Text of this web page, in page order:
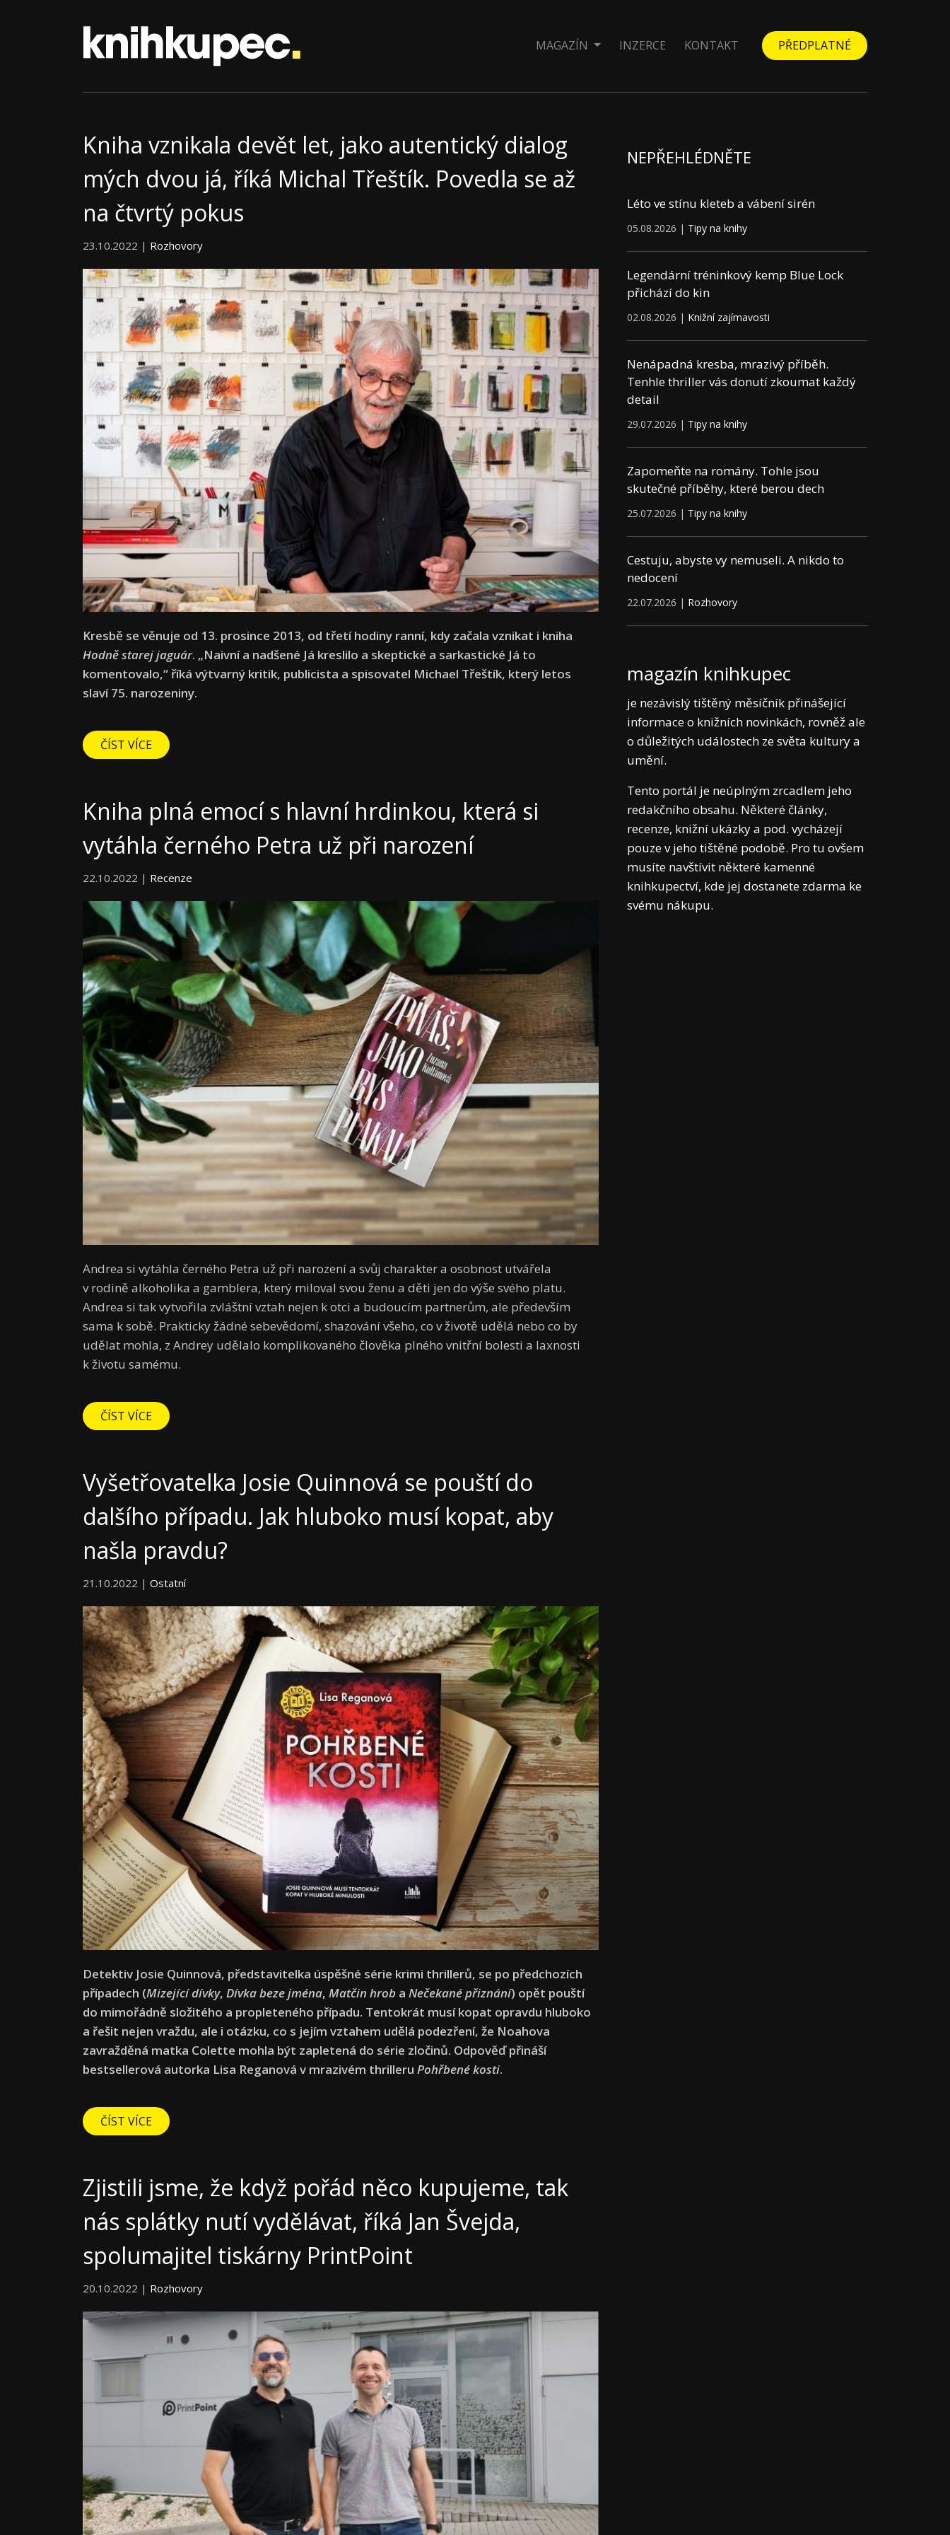
MAGAZÍN INZERCE KONTAKT PŘEDPLATNÉ
Kniha vznikala devět let, jako autentický dialog
mých dvou já, říká Michal Třeštík. Povedla se až
na čtvrtý pokus
23.10.2022 | Rozhovory
Kresbě se věnuje od 13. prosince 2013, od třetí hodiny ranní, kdy začala vznikat i kniha
Hodně starej jaguár. „Naivní a nadšené Já kreslilo a skeptické a sarkastické Já to
komentovalo,“ říká výtvarný kritik, publicista a spisovatel Michael Třeštík, který letos
slaví 75. narozeniny.
ČÍST VÍCE
Kniha plná emocí s hlavní hrdinkou, která si
vytáhla černého Petra už při narození
22.10.2022 | Recenze
Andrea si vytáhla černého Petra už při narození a svůj charakter a osobnost utvářela
v rodině alkoholika a gamblera, který miloval svou ženu a děti jen do výše svého platu.
Andrea si tak vytvořila zvláštní vztah nejen k otci a budoucím partnerům, ale především
sama k sobě. Prakticky žádné sebevědomí, shazování všeho, co v životě udělá nebo co by
udělat mohla, z Andrey udělalo komplikovaného člověka plného vnitřní bolesti a laxnosti
k životu samému.
ČÍST VÍCE
Vyšetřovatelka Josie Quinnová se pouští do
dalšího případu. Jak hluboko musí kopat, aby
našla pravdu?
21.10.2022 | Ostatní
Detektiv Josie Quinnová, představitelka úspěšné série krimi thrillerů, se po předchozích
případech (Mizející dívky, Dívka beze jména, Matčin hrob a Nečekané přiznání) opět pouští
do mimořádně složitého a propleteného případu. Tentokrát musí kopat opravdu hluboko
a řešit nejen vraždu, ale i otázku, co s jejím vztahem udělá podezření, že Noahova
zavražděná matka Colette mohla být zapletená do série zločinů. Odpověď přináší
bestsellerová autorka Lisa Reganová v mrazivém thrilleru Pohřbené kosti.
ČÍST VÍCE
Zjistili jsme, že když pořád něco kupujeme, tak
nás splátky nutí vydělávat, říká Jan Švejda,
spolumajitel tiskárny PrintPoint
20.10.2022 | Rozhovory
NEPŘEHLÉDNĚTE
Léto ve stínu kleteb a vábení sirén
05.08.2026 | Tipy na knihy
Legendární tréninkový kemp Blue Lock
přichází do kin
02.08.2026 | Knižní zajímavosti
Nenápadná kresba, mrazivý příběh.
Tenhle thriller vás donutí zkoumat každý
detail
29.07.2026 | Tipy na knihy
Zapomeňte na romány. Tohle jsou
skutečné příběhy, které berou dech
25.07.2026 | Tipy na knihy
Cestuju, abyste vy nemuseli. A nikdo to
nedocení
22.07.2026 | Rozhovory
magazín knihkupec
je nezávislý tištěný měsíčník přinášející
informace o knižních novinkách, rovněž ale
o důležitých událostech ze světa kultury a
umění.
Tento portál je neúplným zrcadlem jeho
redakčního obsahu. Některé články,
recenze, knižní ukázky a pod. vycházejí
pouze v jeho tištěné podobě. Pro tu ovšem
musíte navštívit některé kamenné
knihkupectví, kde jej dostanete zdarma ke
svému nákupu.